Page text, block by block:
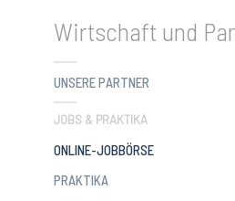
Wirtschaft und
UNSERE PARTNER
JOBS & PRAKTIKA
ONLINE-JOBBÖRSE(CURRENT)
PRAKTIKA